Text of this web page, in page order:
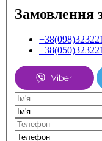
Замовлення